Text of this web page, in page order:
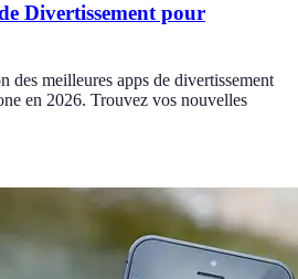
Divertissement pour
des meilleures apps de divertissement
en 2026. Trouvez vos nouvelles